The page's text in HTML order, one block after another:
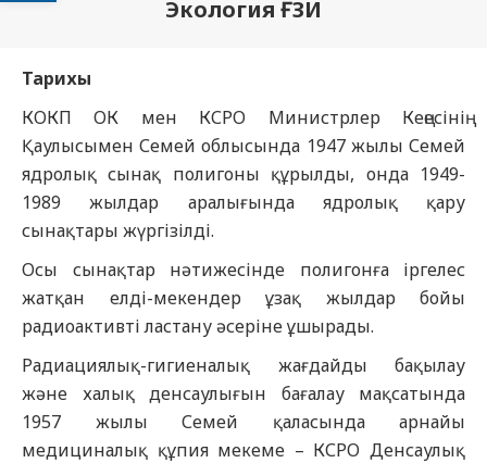
Экология ҒЗИ
Тарихы
КОКП ОК мен КСРО Министрлер Кеңесінің
Қаулысымен Семей облысында 1947 жылы Семей
ядролық сынақ полигоны құрылды, онда 1949-
1989 жылдар аралығында ядролық қару
сынақтары жүргізілді.
Осы сынақтар нәтижесінде полигонға іргелес
жатқан елді-мекендер ұзақ жылдар бойы
радиоактивті ластану әсеріне ұшырады.
Радиациялық-гигиеналық жағдайды бақылау
және халық денсаулығын бағалау мақсатында
1957 жылы Семей қаласында арнайы
медициналық құпия мекеме – КСРО Денсаулық